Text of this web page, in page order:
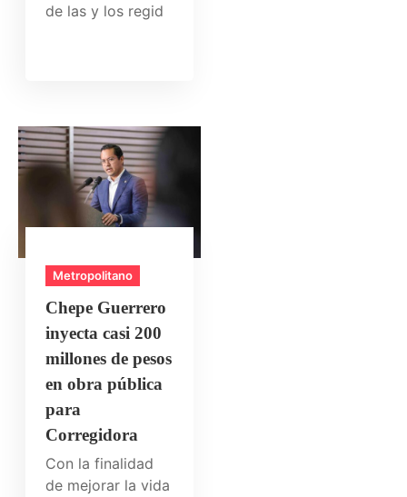
de las y los regid
Metropolitano
Chepe Guerrero
inyecta casi 200
millones de pesos
en obra pública
para
Corregidora
Con la finalidad
de mejorar la vida